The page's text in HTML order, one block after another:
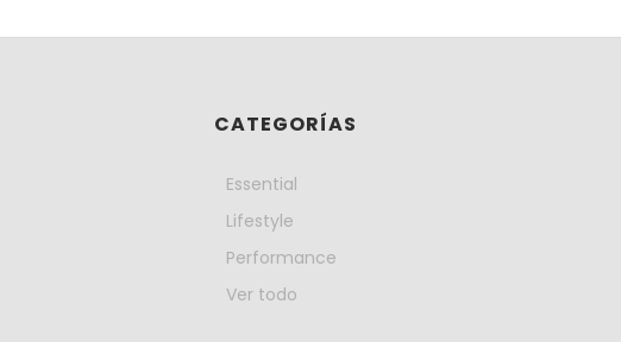
CATEGORÍAS
Essential
Lifestyle
Performance
Ver todo